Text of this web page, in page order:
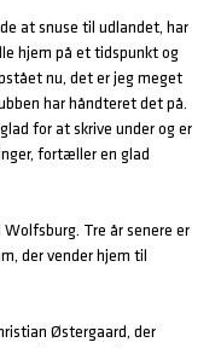
at snuse til udlandet, har
hjem på et tidspunkt og
nu, det er jeg meget
har håndteret det på.
for at skrive under og er
fortæller en glad
Tre år senere er
der vender hjem til
Østergaard, der